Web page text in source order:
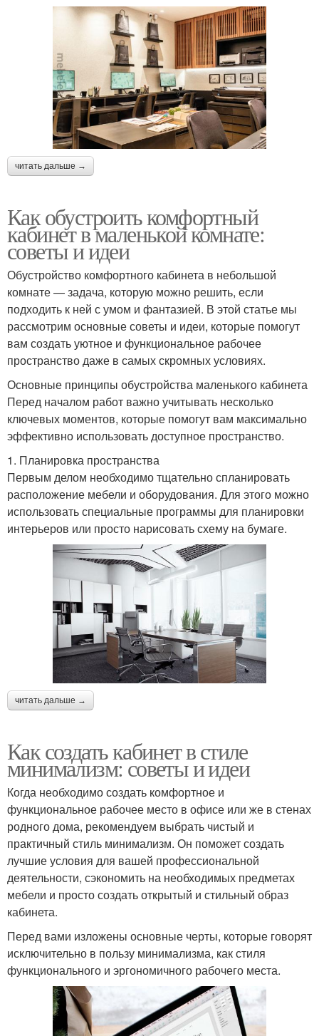
читать дальше →
Как обустроить комфортный
кабинет в маленькой комнате:
советы и идеи
Обустройство комфортного кабинета в небольшой
комнате — задача, которую можно решить, если
подходить к ней с умом и фантазией. В этой статье мы
рассмотрим основные советы и идеи, которые помогут
вам создать уютное и функциональное рабочее
пространство даже в самых скромных условиях.
Основные принципы обустройства маленького кабинета
Перед началом работ важно учитывать несколько
ключевых моментов, которые помогут вам максимально
эффективно использовать доступное пространство.
1. Планировка пространства
Первым делом необходимо тщательно спланировать
расположение мебели и оборудования. Для этого можно
использовать специальные программы для планировки
интерьеров или просто нарисовать схему на бумаге.
читать дальше →
Как создать кабинет в стиле
минимализм: советы и идеи
Когда необходимо создать комфортное и
функциональное рабочее место в офисе или же в стенах
родного дома, рекомендуем выбрать чистый и
практичный стиль минимализм. Он поможет создать
лучшие условия для вашей профессиональной
деятельности, сэкономить на необходимых предметах
мебели и просто создать открытый и стильный образ
кабинета.
Перед вами изложены основные черты, которые говорят
исключительно в пользу минимализма, как стиля
функционального и эргономичного рабочего места.